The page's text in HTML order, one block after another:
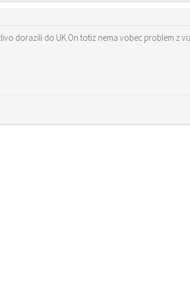
dorazili do UK.On totiz nema vobec problem z